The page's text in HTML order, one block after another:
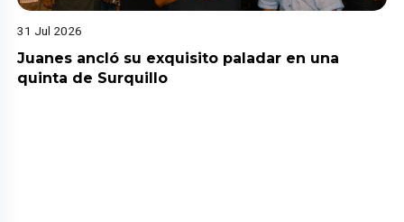
31 Jul 2026
Juanes ancló su exquisito paladar en una
quinta de Surquillo